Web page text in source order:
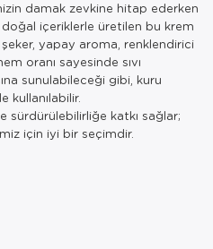
damak zevkine hitap ederken
doğal içeriklerle üretilen bu krem
yapay aroma, renklendirici
oranı sayesinde sıvı
sunulabileceği gibi, kuru
kullanılabilir.
sürdürülebilirliğe katkı sağlar;
için iyi bir seçimdir.